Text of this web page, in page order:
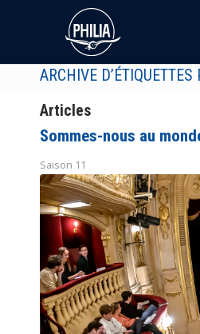
ARCHIVE D’ÉTIQUETTES
Articles
Sommes-nous au
Saison 11